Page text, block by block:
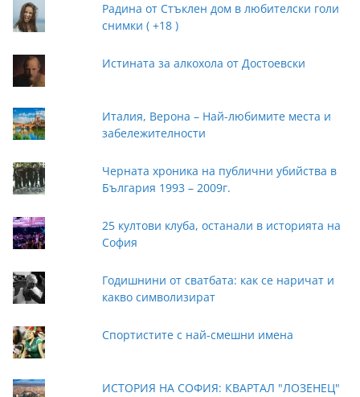
Радина от Стъклен дом в любителски голи
снимки ( +18 )
Истината за алкохола от Достоевски
Италия, Верона – Най-любимите места и
забележителности
Черната хроника на публични убийства в
България 1993 – 2009г.
25 култови клуба, останали в историята на
София
Годишнини от сватбата: как се наричат и
какво символизират
Спортистите с най-смешни имена
ИСТОРИЯ НА СОФИЯ: КВАРТАЛ "ЛОЗЕНЕЦ"